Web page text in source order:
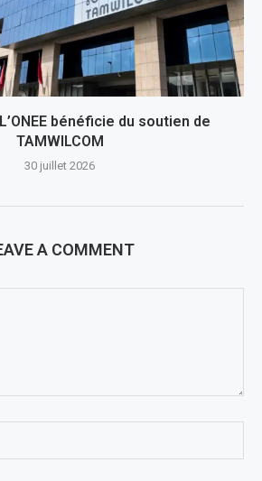
bénéficie du soutien de
TAMWILCOM
30 juillet 2026
A COMMENT